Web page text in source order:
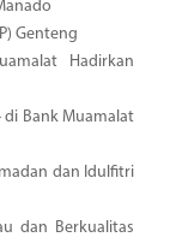
Genteng
Hadirkan
di Bank Muamalat
dan Idulfitri
dan Berkualitas